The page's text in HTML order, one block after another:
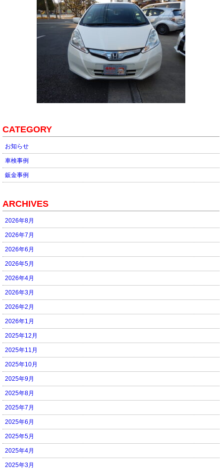
CATEGORY
お知らせ
車検事例
鈑金事例
ARCHIVES
2026年8月
2026年7月
2026年6月
2026年5月
2026年4月
2026年3月
2026年2月
2026年1月
2025年12月
2025年11月
2025年10月
2025年9月
2025年8月
2025年7月
2025年6月
2025年5月
2025年4月
2025年3月